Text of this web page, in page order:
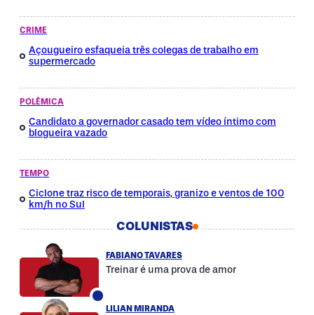
CRIME
Açougueiro esfaqueia três colegas de trabalho em
supermercado
POLÊMICA
Candidato a governador casado tem vídeo íntimo com
blogueira vazado
TEMPO
Ciclone traz risco de temporais, granizo e ventos de 100
km/h no Sul
COLUNISTAS
FABIANO TAVARES
Treinar é uma prova de amor
LILIAN MIRANDA